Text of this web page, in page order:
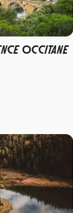
OCCITANE